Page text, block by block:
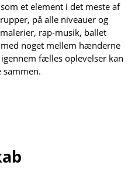
et element i det meste af
på alle niveauer og
rap-musik, ballet
noget mellem hænderne
fælles oplevelser kan
sammen.